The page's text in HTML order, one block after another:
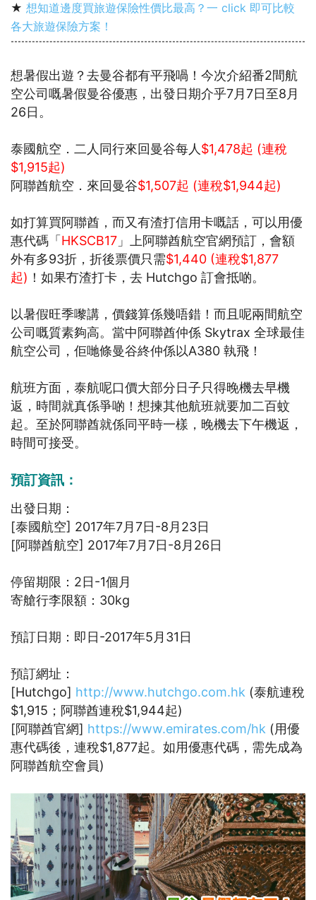
★ 想知道邊度買旅遊保險性價比最高？一 click 即可比較
各大旅遊保險方案！
想暑假出遊？去曼谷都有平飛喎！今次介紹番2間航
空公司嘅暑假曼谷優惠，出發日期介乎7月7日至8月
26日。
泰國航空．二人同行來回曼谷每人 $1,478起 (連稅
$1,915起)
阿聯酋航空．來回曼谷$1,507起 (連稅$1,944起)
如打算買阿聯酋，而又有渣打信用卡嘅話，可以用優
惠代碼「 HKSCB17 」上阿聯酋航空官網預訂，會額
外有多93折，折後票價只需$1,440 (連稅$1,877
起) ！如果冇渣打卡，去 Hutchgo 訂會抵啲。
以暑假旺季嚟講，價錢算係幾唔錯！而且呢兩間航空
公司嘅質素夠高。當中阿聯酋仲係 Skytrax 全球最佳
航空公司，佢哋條曼谷終仲係以A380 執飛！
航班方面，泰航呢口價大部分日子只得晚機去早機
返，時間就真係爭啲！想揀其他航班就要加二百蚊
起。至於阿聯酋就係同平時一樣，晚機去下午機返，
時間可接受。
預訂資訊：
出發日期：
[泰國航空] 2017年7月7日-8月23日
[阿聯酋航空] 2017年7月7日-8月26日
停留期限：2日-1個月
寄艙行李限額：30kg
預訂日期：即日-2017年5月31日
預訂網址：
[Hutchgo] http://www.hutchgo.com.hk (泰航連稅
$1,915；阿聯酋連稅$1,944起)
[阿聯酋官網] https://www.emirates.com/hk (用優
惠代碼後，連稅$1,877起。如用優惠代碼，需先成為
阿聯酋航空會員)